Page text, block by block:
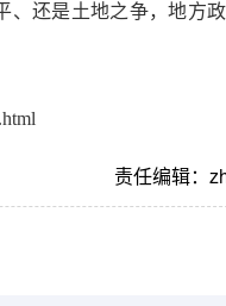
、还是土地之争，地方
责任编辑：